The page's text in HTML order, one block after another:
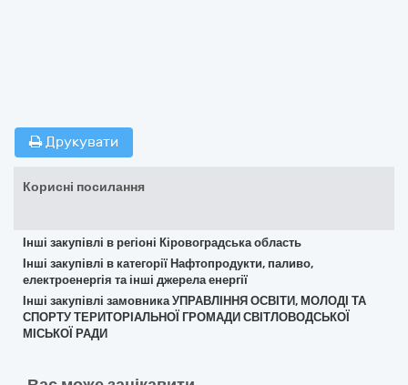
Друкувати
Корисні посилання
Інші закупівлі в регіоні Кіровоградська область
Інші закупівлі в категорії Нафтопродукти, паливо,
електроенергія та інші джерела енергії
Інші закупівлі замовника УПРАВЛІННЯ ОСВІТИ, МОЛОДІ ТА
СПОРТУ ТЕРИТОРІАЛЬНОЇ ГРОМАДИ СВІТЛОВОДСЬКОЇ
МІСЬКОЇ РАДИ